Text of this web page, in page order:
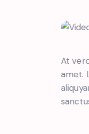
At
amet.